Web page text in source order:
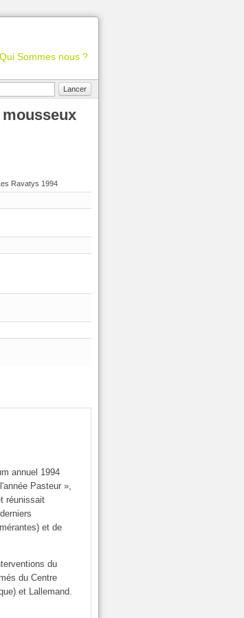
Qui Sommes nous ?
Lancer
Ravatys 1994
annuel 1994
Pasteur »,
réunissait
et de
du
du Centre
et Lallemand.